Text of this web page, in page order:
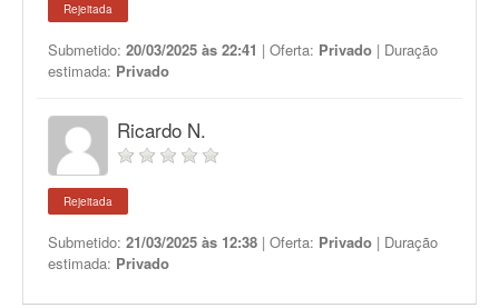
Rejeitada
Submetido: 20/03/2025 às 22:41 | Oferta: Privado | Duração
estimada: Privado
Ricardo N.
Rejeitada
Submetido: 21/03/2025 às 12:38 | Oferta: Privado | Duração
estimada: Privado